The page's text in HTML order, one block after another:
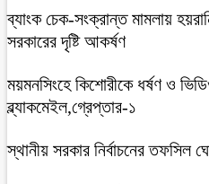
ব্যাংক চেক-সংক্রান্ত মামলায়
সরকারের দৃষ্টি আকর্ষণ
ময়মনসিংহে কিশোরীকে ধর্ষণ ও
ব্ল্যাকমেইল,গ্রেপ্তার-১
স্থানীয় সরকার নির্বাচনের তফসিল